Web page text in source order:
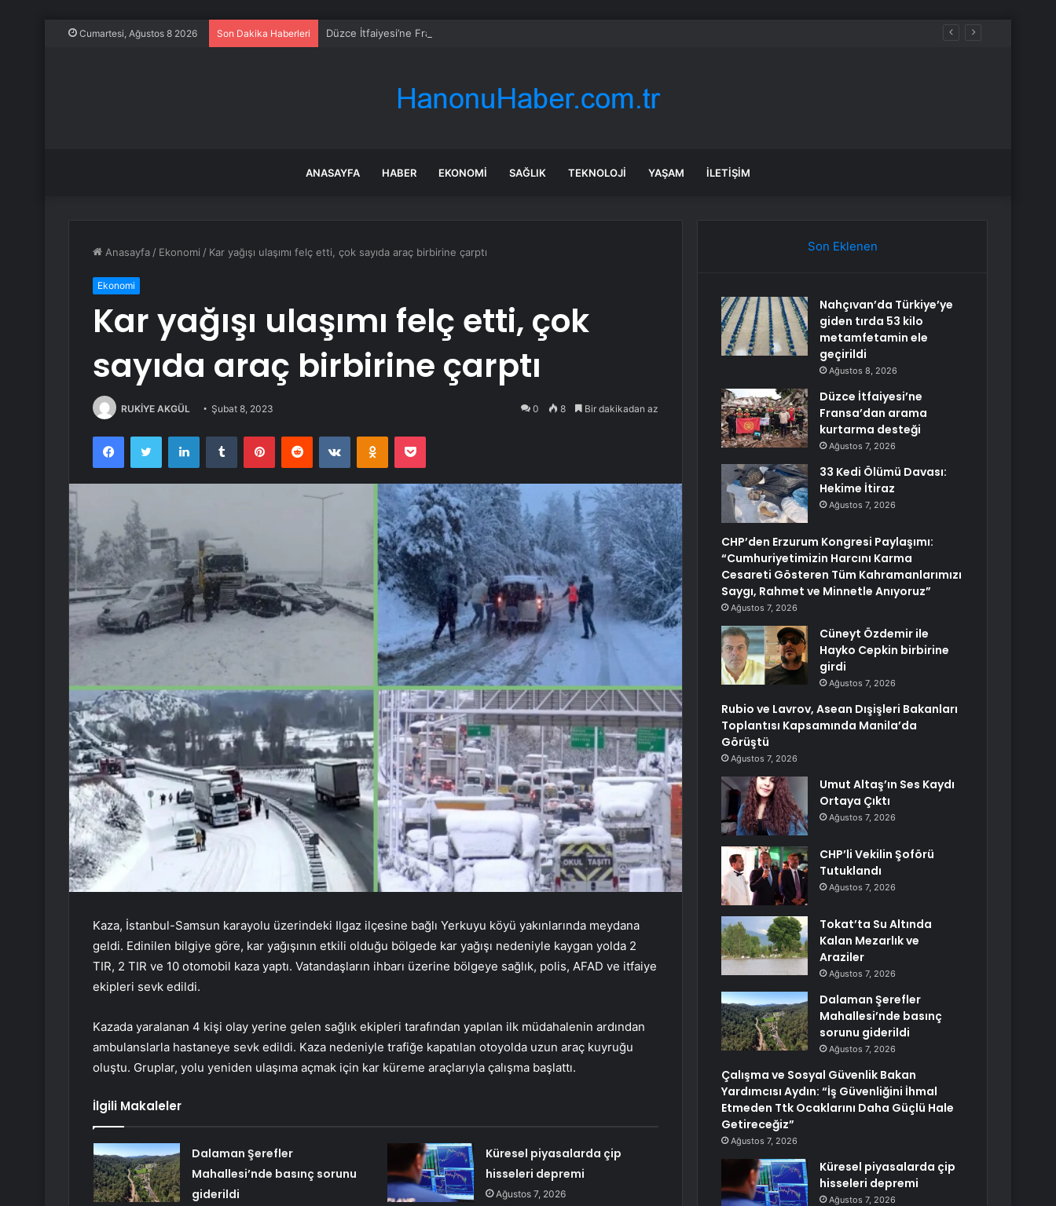
Cumartesi, Ağustos 8 2026 Son Dakika Haberleri Düzce İtfaiyesi’ne Fransa’dan arama kurtarma desteği
ANASAYFA HABER EKONOMI SAĞLIK TEKNOLOJI YAŞAM İLETIŞIM
Anasayfa / Ekonomi / Kar yağışı ulaşımı felç etti, çok sayıda araç birbirine çarptı
Ekonomi
Kar yağışı ulaşımı felç etti, çok
sayıda araç birbirine çarptı
RUKİYE AKGÜL Şubat 8, 2023 0 8 Bir dakikadan az
FacebookTwitter LinkedInTumblr PinterestReddit VKontakteOdnoklassniki
Pocket
Kaza, İstanbul-Samsun karayolu üzerindeki Ilgaz ilçesine bağlı Yerkuyu köyü yakınlarında meydana
geldi. Edinilen bilgiye göre, kar yağışının etkili olduğu bölgede kar yağışı nedeniyle kaygan yolda 2
TIR, 2 TIR ve 10 otomobil kaza yaptı. Vatandaşların ihbarı üzerine bölgeye sağlık, polis, AFAD ve itfaiye
ekipleri sevk edildi.
Kazada yaralanan 4 kişi olay yerine gelen sağlık ekipleri tarafından yapılan ilk müdahalenin ardından
ambulanslarla hastaneye sevk edildi. Kaza nedeniyle trafiğe kapatılan otoyolda uzun araç kuyruğu
oluştu. Gruplar, yolu yeniden ulaşıma açmak için kar küreme araçlarıyla çalışma başlattı.
İlgili Makaleler
Dalaman Şerefler
Mahallesi’nde basınç sorunu
giderildi
Küresel piyasalarda çip
hisseleri depremi
Ağustos 7, 2026
Son Eklenen
Nahçıvan’da Türkiye’ye
giden tırda 53 kilo
metamfetamin ele
geçirildi
Ağustos 8, 2026
Düzce İtfaiyesi’ne
Fransa’dan arama
kurtarma desteği
Ağustos 7, 2026
33 Kedi Ölümü Davası:
Hekime İtiraz
Ağustos 7, 2026
CHP’den Erzurum Kongresi Paylaşımı:
“Cumhuriyetimizin Harcını Karma
Cesareti Gösteren Tüm Kahramanlarımızı
Saygı, Rahmet ve Minnetle Anıyoruz”
Ağustos 7, 2026
Cüneyt Özdemir ile
Hayko Cepkin birbirine
girdi
Ağustos 7, 2026
Rubio ve Lavrov, Asean Dışişleri Bakanları
Toplantısı Kapsamında Manila’da
Görüştü
Ağustos 7, 2026
Umut Altaş’ın Ses Kaydı
Ortaya Çıktı
Ağustos 7, 2026
CHP’li Vekilin Şoförü
Tutuklandı
Ağustos 7, 2026
Tokat’ta Su Altında
Kalan Mezarlık ve
Araziler
Ağustos 7, 2026
Dalaman Şerefler
Mahallesi’nde basınç
sorunu giderildi
Ağustos 7, 2026
Çalışma ve Sosyal Güvenlik Bakan
Yardımcısı Aydın: “İş Güvenliğini İhmal
Etmeden Ttk Ocaklarını Daha Güçlü Hale
Getireceğiz”
Ağustos 7, 2026
Küresel piyasalarda çip
hisseleri depremi
Ağustos 7, 2026